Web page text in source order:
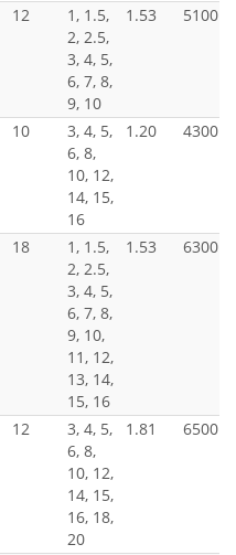
12
1, 1.5,
2, 2.5,
3, 4, 5,
6, 7, 8,
9, 10
1.53 5100
10
3, 4, 5,
6, 8,
10, 12,
14, 15,
16
1.20 4300
18
1, 1.5,
2, 2.5,
3, 4, 5,
6, 7, 8,
9, 10,
11, 12,
13, 14,
15, 16
1.53 6300
12
3, 4, 5,
6, 8,
10, 12,
14, 15,
16, 18,
20
1.81 6500